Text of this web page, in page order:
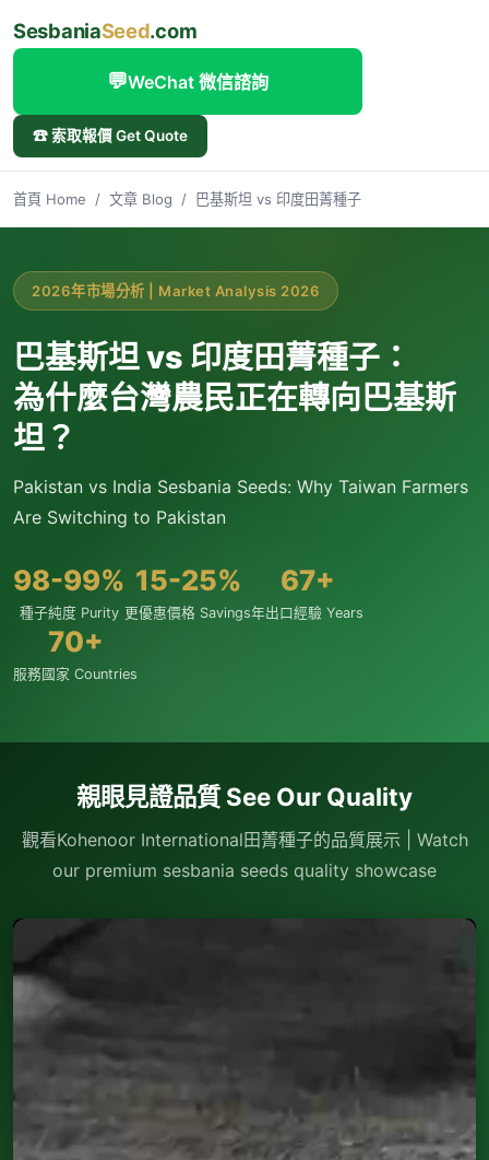
SesbaniaSeed.com
💬WeChat 微信諮詢
☎ 索取報價 Get Quote
首頁 Home / 文章 Blog / 巴基斯坦 vs 印度田菁種子
2026年市場分析 | Market Analysis 2026
巴基斯坦 vs 印度田菁種子：
為什麼台灣農民正在轉向巴基斯
坦？
Pakistan vs India Sesbania Seeds: Why Taiwan Farmers
Are Switching to Pakistan
98-99%
種子純度 Purity
15-25%
更優惠價格 Savings
67+
年出口經驗 Years
70+
服務國家 Countries
親眼見證品質 See Our Quality
觀看Kohenoor International田菁種子的品質展示 | Watch
our premium sesbania seeds quality showcase